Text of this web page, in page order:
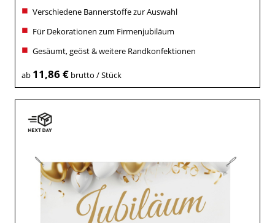
Verschiedene Bannerstoffe zur Auswahl
Für Dekorationen zum Firmenjubiläum
Gesäumt, geöst & weitere Randkonfektionen
ab 11,86 €brutto / Stück